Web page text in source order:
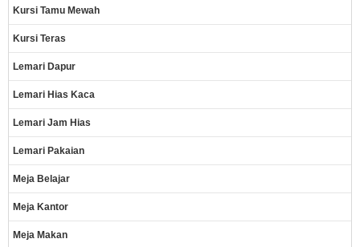
Kursi Tamu Mewah
Kursi Teras
Lemari Dapur
Lemari Hias Kaca
Lemari Jam Hias
Lemari Pakaian
Meja Belajar
Meja Kantor
Meja Makan